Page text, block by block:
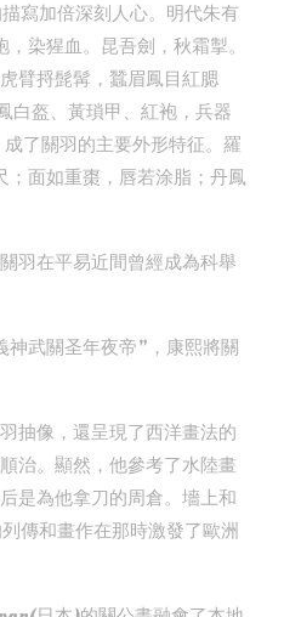
寫加倍深刻人心。明代朱有
染猩血。昆吾劍，秋霜掣。
臂捋髭髯，蠶眉鳳目紅腮
白盔、黃瑣甲、紅袍，兵器
了關羽的主要外形特征。羅
面如重棗，唇若涂脂；丹鳳
羽在平易近間曾經成為科舉
武關圣年夜帝”，康熙將關
抽像，還呈現了西洋畫法的
治。顯然，他參考了水陸畫
是為他拿刀的周倉。墻上和
傳和畫作在那時激發了歐洲